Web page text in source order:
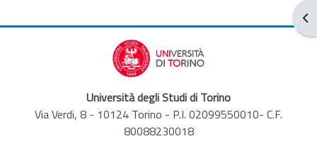
Università degli Studi di Torino
Via Verdi, 8 - 10124 Torino - P.I. 02099550010- C.F.
80088230018